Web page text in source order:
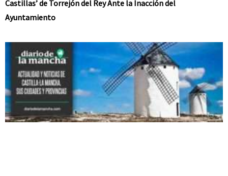
Castillas’ de Torrejón del Rey Ante la Inacción del
Ayuntamiento